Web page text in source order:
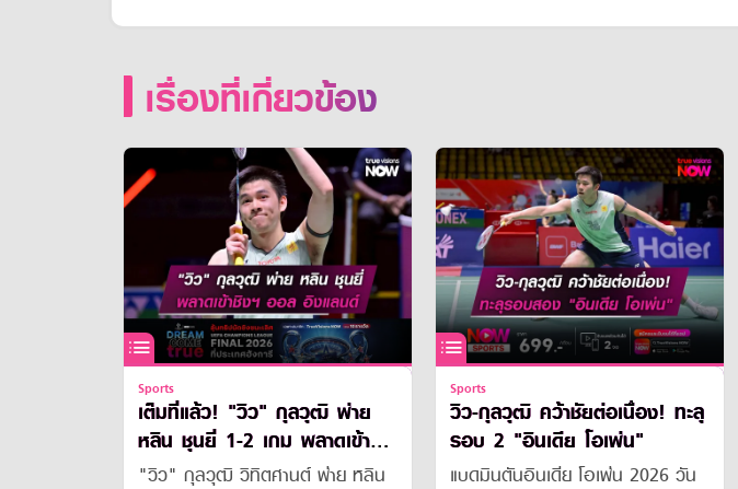
เรื่องที่เกี่ยวข้อง
Sports
เต็มที่แล้ว! "วิว" กุลวุฒิ พ่าย
หลิน ชุนยี่ 1-2 เกม พลาดเข้า
ชิงฯออล อิงแลนด์
"วิว" กุลวุฒิ วิทิตศานต์ พ่าย หลิน
Sports
วิว-กุลวุฒิ คว้าชัยต่อเนื่อง! ทะลุ
รอบ 2 "อินเดีย โอเพ่น"
แบดมินตันอินเดีย โอเพ่น 2026 วัน